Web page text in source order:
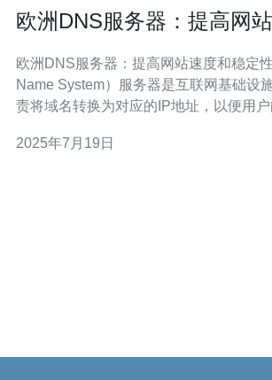
欧洲DNS服务器：提高网
欧洲DNS服务器：提高网站速度和稳定性 DNS（Domain
Name System）服务器是互联网基础设
责将域名转换为对应的IP地址，以便用
站的访问速度和可靠性。 欧洲地区拥有一些优秀的DNS服
2025年7月19日